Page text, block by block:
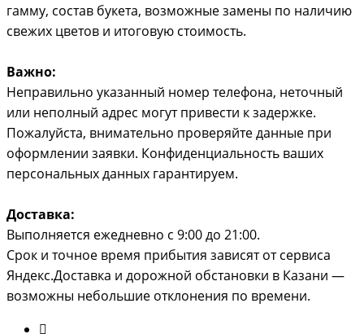
гамму, состав букета, возможные замены по наличию
свежих цветов и итоговую стоимость.
Важно:
Неправильно указанный номер телефона, неточный
или неполный адрес могут привести к задержке.
Пожалуйста, внимательно проверяйте данные при
оформлении заявки. Конфиденциальность ваших
персональных данных гарантируем.
Доставка:
Выполняется ежедневно с 9:00 до 21:00.
Срок и точное время прибытия зависят от сервиса
Яндекс.Доставка и дорожной обстановки в Казани —
возможны небольшие отклонения по времени.